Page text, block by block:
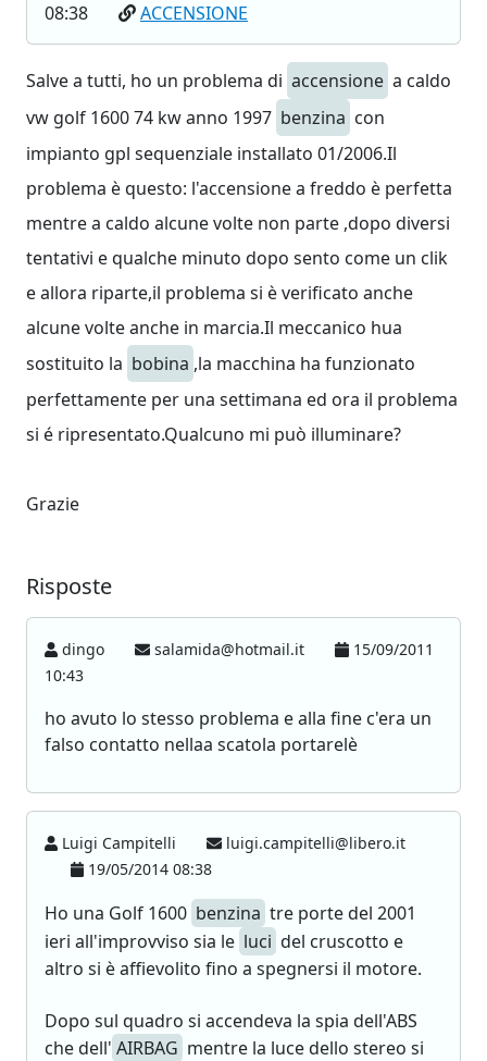
08:38
ACCENSIONE
Salve a tutti, ho un problema di accensione a caldo
vw golf 1600 74 kw anno 1997 benzina con
impianto gpl sequenziale installato 01/2006.Il
problema è questo: l'accensione a freddo è perfetta
mentre a caldo alcune volte non parte ,dopo diversi
tentativi e qualche minuto dopo sento come un clik
e allora riparte,il problema si è verificato anche
alcune volte anche in marcia.Il meccanico hua
sostituito la bobina ,la macchina ha funzionato
perfettamente per una settimana ed ora il problema
si é ripresentato.Qualcuno mi può illuminare?
Grazie
Risposte
dingo salamida@hotmail.it
15/09/2011
10:43
ho avuto lo stesso problema e alla fine c'era un
falso contatto nellaa scatola portarelè
Luigi Campitelli
luigi.campitelli@libero.it
19/05/2014 08:38
Ho una Golf 1600 benzina tre porte del 2001
ieri all'improvviso sia le luci del cruscotto e
altro si è affievolito fino a spegnersi il motore.
Dopo sul quadro si accendeva la spia dell'ABS
che dell' AIRBAG mentre la luce dello stereo si